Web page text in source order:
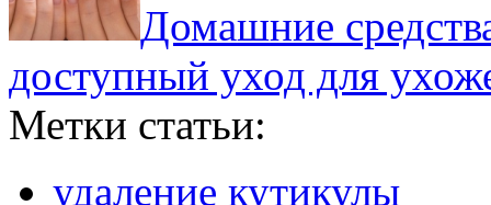
Домашние
доступный уход для
Метки статьи:
удаление кутикулы